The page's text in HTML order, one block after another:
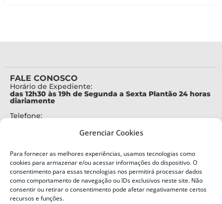
Gerenciar Cookies
Para fornecer as melhores experiências, usamos tecnologias como
cookies para armazenar e/ou acessar informações do dispositivo. O
consentimento para essas tecnologias nos permitirá processar dados
como comportamento de navegação ou IDs exclusivos neste site. Não
consentir ou retirar o consentimento pode afetar negativamente certos
recursos e funções.
FALE CONOSCO
Horário de Expediente:
das 12h30 às 19h de Segunda a Sexta Plantão 24 horas
diariamente
Telefone:
Alertas Defesa Civil:
SMS 40199
ENDEREÇO
Defesa Civil do Estado de Santa Catarina